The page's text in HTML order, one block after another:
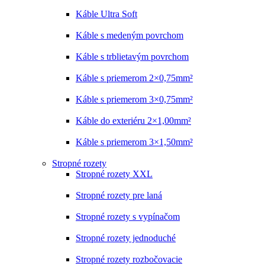
Káble Ultra Soft
Káble s medeným povrchom
Káble s trblietavým povrchom
Káble s priemerom 2×0,75mm²
Káble s priemerom 3×0,75mm²
Káble do exteriéru 2×1,00mm²
Káble s priemerom 3×1,50mm²
Stropné rozety
Stropné rozety XXL
Stropné rozety pre laná
Stropné rozety s vypínačom
Stropné rozety jednoduché
Stropné rozety rozbočovacie